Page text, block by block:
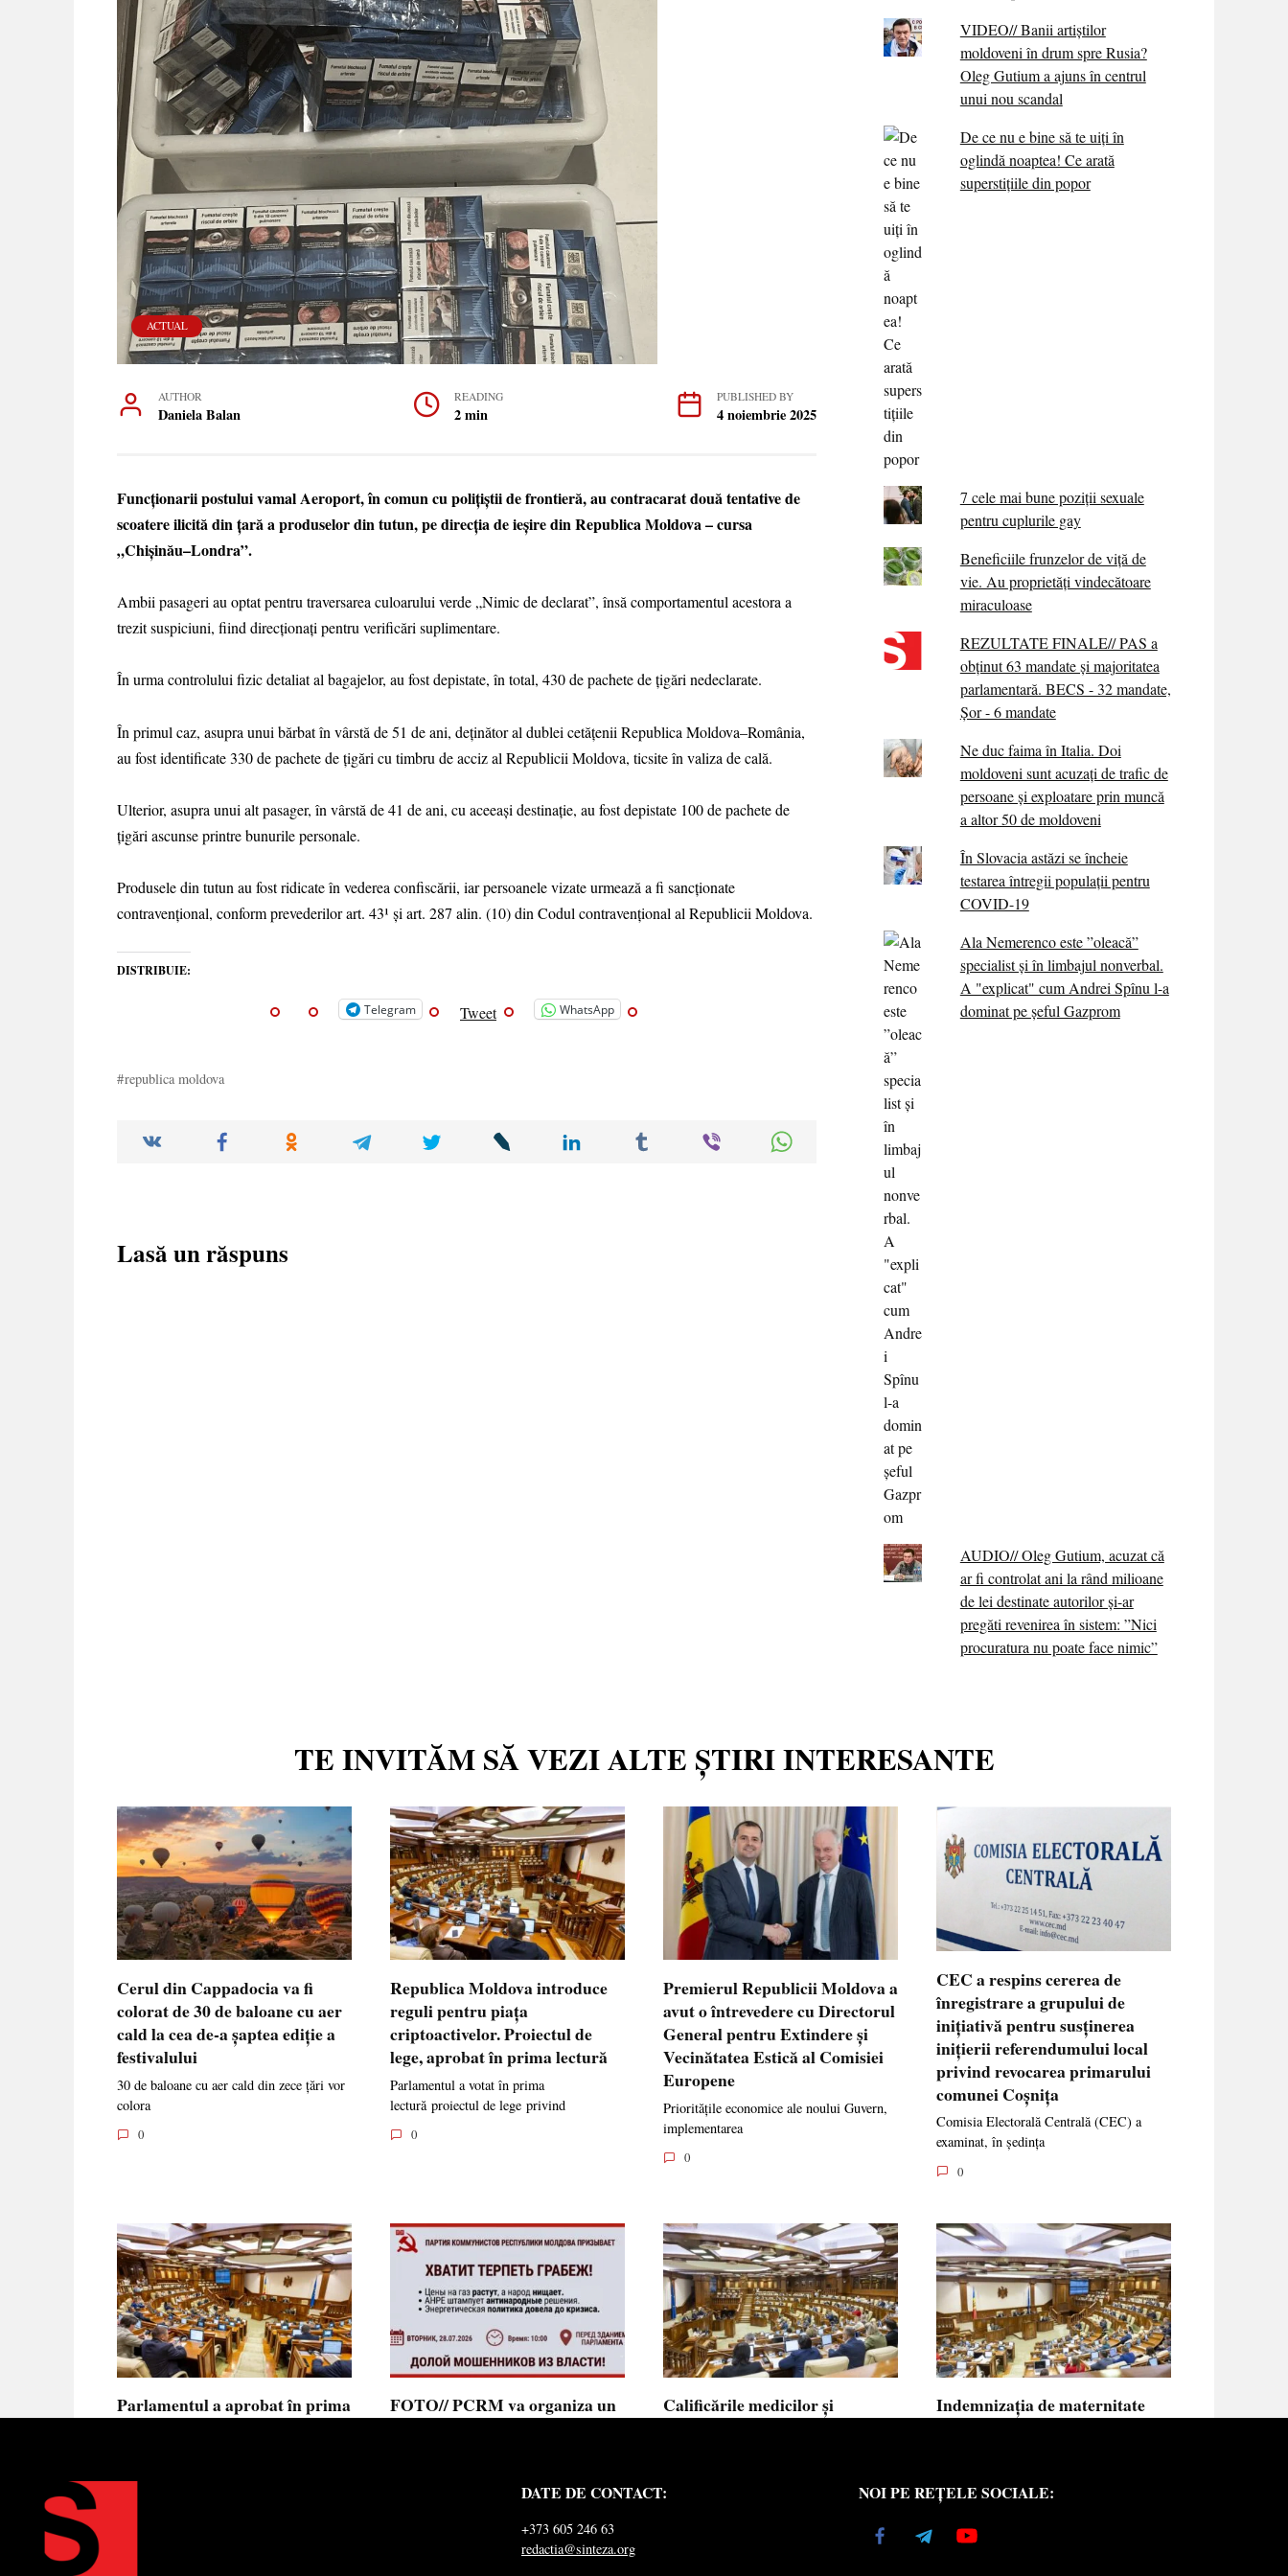
ACTUAL
AUTHOR
Daniela Balan
READING
2 min
PUBLISHED BY
4 noiembrie 2025
Funcționarii postului vamal Aeroport, în comun cu polițiștii de frontieră, au contracarat două tentative de
scoatere ilicită din țară a produselor din tutun, pe direcția de ieșire din Republica Moldova – cursa
„Chișinău–Londra”.
Ambii pasageri au optat pentru traversarea culoarului verde „Nimic de declarat”, însă comportamentul acestora a
trezit suspiciuni, fiind direcționați pentru verificări suplimentare.
În urma controlului fizic detaliat al bagajelor, au fost depistate, în total, 430 de pachete de țigări nedeclarate.
În primul caz, asupra unui bărbat în vârstă de 51 de ani, deținător al dublei cetățenii Republica Moldova–România,
au fost identificate 330 de pachete de țigări cu timbru de acciz al Republicii Moldova, ticsite în valiza de cală.
Ulterior, asupra unui alt pasager, în vârstă de 41 de ani, cu aceeași destinație, au fost depistate 100 de pachete de
țigări ascunse printre bunurile personale.
Produsele din tutun au fost ridicate în vederea confiscării, iar persoanele vizate urmează a fi sancționate
contravențional, conform prevederilor art. 43¹ și art. 287 alin. (10) din Codul contravențional al Republicii Moldova.
DISTRIBUIE:
Telegram Tweet WhatsApp
republica moldova
Lasă un răspuns
VIDEO// Banii artiștilor
moldoveni în drum spre Rusia?
Oleg Gutium a ajuns în centrul
unui nou scandal
De ce nu e bine să te uiți în
oglindă noaptea! Ce arată
superstițiile din popor
7 cele mai bune poziții sexuale
pentru cuplurile gay
Beneficiile frunzelor de viță de
vie. Au proprietăţi vindecătoare
miraculoase
REZULTATE FINALE// PAS a
obținut 63 mandate și majoritatea
parlamentară. BECS - 32 mandate,
Șor - 6 mandate
Ne duc faima în Italia. Doi
moldoveni sunt acuzați de trafic de
persoane și exploatare prin muncă
a altor 50 de moldoveni
În Slovacia astăzi se încheie
testarea întregii populații pentru
COVID-19
Ala Nemerenco este ”oleacă”
specialist și în limbajul nonverbal.
A "explicat" cum Andrei Spînu l-a
dominat pe șeful Gazprom
AUDIO// Oleg Gutium, acuzat că
ar fi controlat ani la rând milioane
de lei destinate autorilor și-ar
pregăti revenirea în sistem: ”Nici
procuratura nu poate face nimic”
TE INVITĂM SĂ VEZI ALTE ȘTIRI INTERESANTE
Cerul din Cappadocia va fi
colorat de 30 de baloane cu aer
cald la cea de-a șaptea ediție a
festivalului
30 de baloane cu aer cald din zece țări vor
colora
0
Republica Moldova introduce
reguli pentru piața
criptoactivelor. Proiectul de
lege, aprobat în prima lectură
Parlamentul a votat în prima
lectură proiectul de lege privind
0
Premierul Republicii Moldova a
avut o întrevedere cu Directorul
General pentru Extindere și
Vecinătatea Estică al Comisiei
Europene
Prioritățile economice ale noului Guvern,
implementarea
0
CEC a respins cererea de
înregistrare a grupului de
inițiativă pentru susținerea
inițierii referendumului local
privind revocarea primarului
comunei Coșnița
Comisia Electorală Centrală (CEC) a
examinat, în ședința
0
Parlamentul a aprobat în prima
FOTO// PCRM va organiza un
Partidul Comuniștilor din Republica
Calificările medicilor și
Calificările profesionale obținute de medici
Indemnizația de maternitate
copilului
Indemnizația de maternitate pentru femeile
necăsătorite
DATE DE CONTACT:
+373 605 246 63
redactia@sinteza.org
NOI PE REȚELE SOCIALE: